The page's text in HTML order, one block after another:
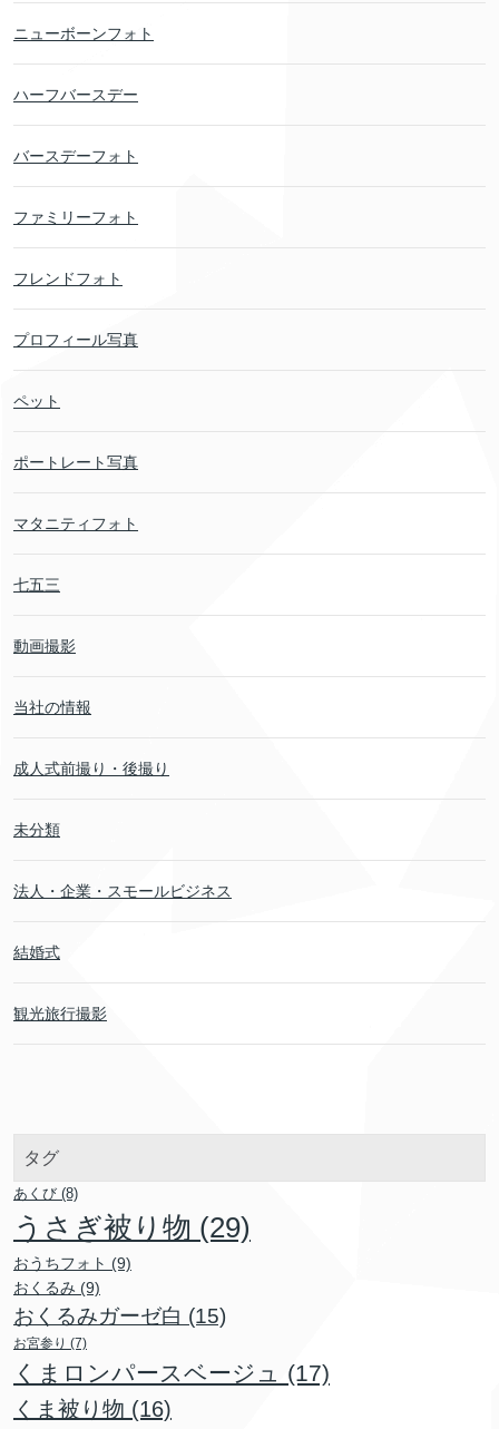
ニューボーンフォト
ハーフバースデー
バースデーフォト
ファミリーフォト
フレンドフォト
プロフィール写真
ペット
ポートレート写真
マタニティフォト
七五三
動画撮影
当社の情報
成人式前撮り・後撮り
未分類
法人・企業・スモールビジネス
結婚式
観光旅行撮影
タグ
あくび (8)
うさぎ被り物 (29)
おうちフォト (9)
おくるみ (9)
おくるみガーゼ白 (15)
お宮参り (7)
くまロンパースベージュ (17)
くま被り物 (16)